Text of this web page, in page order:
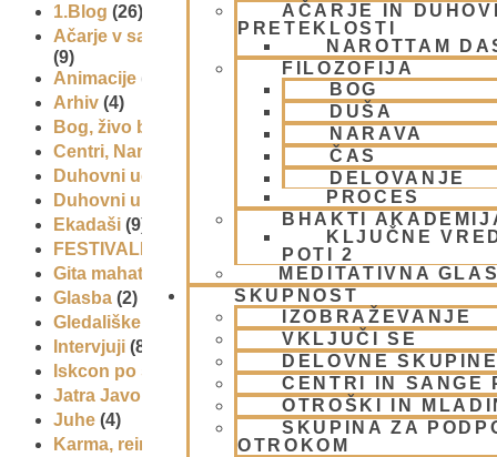
AČARJE IN
PRETEKLOSTI
NAROTTAM
FILOZOFIJA
BOG
DUŠA
NARAVA
ČAS
DELOVANJE
PROCES
BHAKTI
KLJUČNE
POTI 2
MEDITATIVNA
SKUPNOST
IZOBRAŽEVANJE
VKLJUČI SE
DELOVNE
CENTRI IN SANGE
OTROŠKI IN
SKUPINA ZA
OTROKOM
1.Blog (26)
Ačarje v sampradaji – duhovni učitelji iz preteklosti
(9)
Animacije (1)
Arhiv (4)
Bog, živo bitje in narava
(17)
Centri, Nama hatte in sange po Sloveniji(1)
Duhovni učitelj – Šrila Prabhupada(9)
Duhovni umik
Ekadaši (9)
FESTIVALI
Gita mahatmja
Glasba (2)
Gledališke igre
Intervjuji (8)
Iskcon po svetu
Jatra Javornik 2008
(1)
Juhe (4)
Karma, reinkarnacija in bhakti(8)